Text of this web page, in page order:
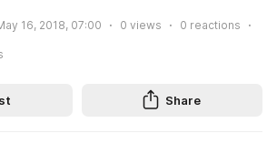
16, 2018, 07:00 0 views 0 reactions
Share